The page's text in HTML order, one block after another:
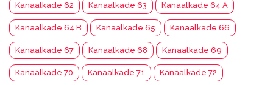
Kanaalkade 62 Kanaalkade 63 Kanaalkade 64 A
Kanaalkade 64 B Kanaalkade 65 Kanaalkade 66
Kanaalkade 67 Kanaalkade 68 Kanaalkade 69
Kanaalkade 70 Kanaalkade 71 Kanaalkade 72